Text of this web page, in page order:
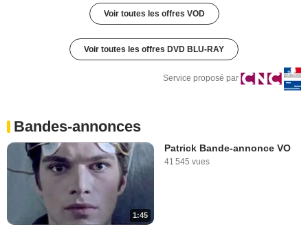
Voir toutes les offres VOD
Voir toutes les offres DVD BLU-RAY
Service proposé par
Bandes-annonces
1:45
Patrick Bande-annonce VO
41 545 vues